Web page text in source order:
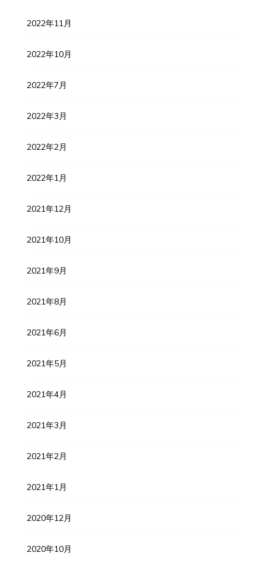
2022年11月
2022年10月
2022年7月
2022年3月
2022年2月
2022年1月
2021年12月
2021年10月
2021年9月
2021年8月
2021年6月
2021年5月
2021年4月
2021年3月
2021年2月
2021年1月
2020年12月
2020年10月